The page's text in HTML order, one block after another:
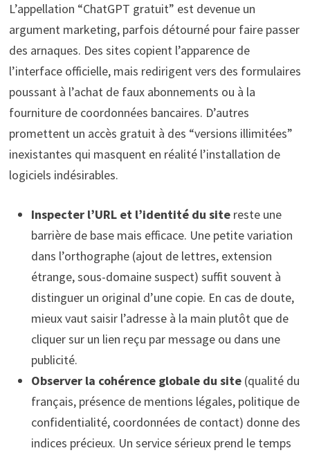
L’appellation “ChatGPT gratuit” est devenue un
argument marketing, parfois détourné pour faire passer
des arnaques. Des sites copient l’apparence de
l’interface officielle, mais redirigent vers des formulaires
poussant à l’achat de faux abonnements ou à la
fourniture de coordonnées bancaires. D’autres
promettent un accès gratuit à des “versions illimitées”
inexistantes qui masquent en réalité l’installation de
logiciels indésirables.
Inspecter l’URL et l’identité du sitereste une
barrière de base mais efficace. Une petite variation
dans l’orthographe (ajout de lettres, extension
étrange, sous-domaine suspect) suffit souvent à
distinguer un original d’une copie. En cas de doute,
mieux vaut saisir l’adresse à la main plutôt que de
cliquer sur un lien reçu par message ou dans une
publicité.
Observer la cohérence globale du site(qualité du
français, présence de mentions légales, politique de
confidentialité, coordonnées de contact) donne des
indices précieux. Un service sérieux prend le temps